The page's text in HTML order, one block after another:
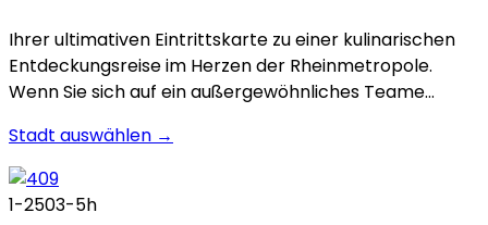
Ihrer ultimativen Eintrittskarte zu einer kulinarischen
Entdeckungsreise im Herzen der Rheinmetropole.
Wenn Sie sich auf ein außergewöhnliches Teame…
Stadt auswählen →
1-2503-5h